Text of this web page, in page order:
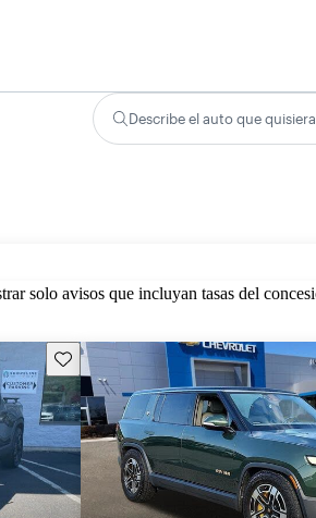
Describe el auto que
solo avisos que incluyan tasas del
Guarda este Aviso